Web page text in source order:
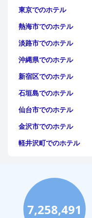
東京でのホテル
熱海市でのホテル
淡路市でのホテル
沖縄県でのホテル
新宿区でのホテル
石垣島でのホテル
仙台市でのホテル
金沢市でのホテル
軽井沢町でのホテル
神戸市でのホテル
宮古島でのホテル
函館市でのホテル
7,258,491